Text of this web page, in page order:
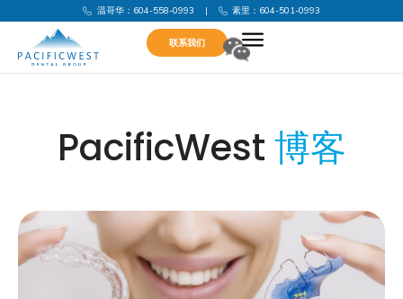
温哥华：604-558-0993 | 素里：604-501-0993
联系我们
PacificWest博客